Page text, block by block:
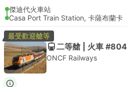
傑迪代火車站
Casa Port Train Station, 卡薩布蘭卡
最受歡迎艙等
二等艙 | 火車 #804
ONCF Railways